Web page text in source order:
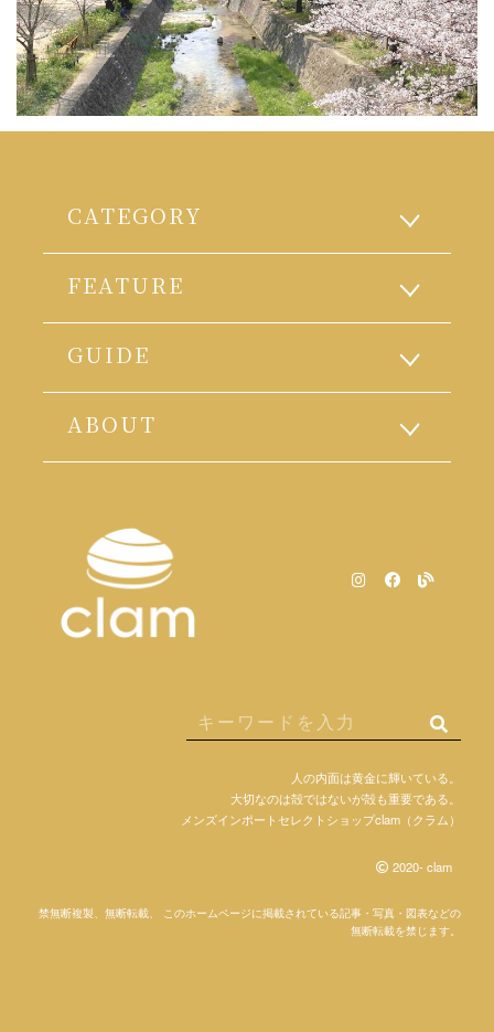
CATEGORY
FEATURE
GUIDE
ABOUT
人の内面は黄金に輝いている。
大切なのは殻ではないが殻も重要である。
メンズインポートセレクトショップclam（クラム）
2020- clam
禁無断複製、無断転載、 このホームページに掲載されている記事・写真・図表などの
無断転載を禁じます。